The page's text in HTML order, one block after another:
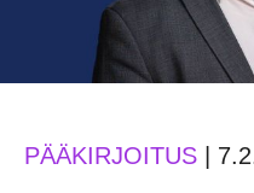
PÄÄKIRJOITUS |